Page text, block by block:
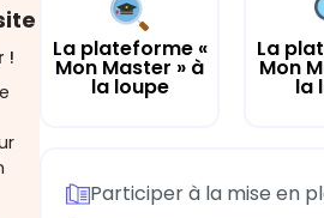
!
La plateforme «
Mon Master » à
la loupe
La
Mon
la
Participer à la mise en